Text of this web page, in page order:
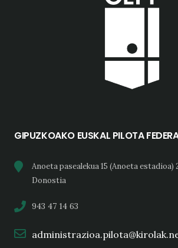
GIPUZKOAKO EUSKAL PILOTA
Anoeta pasealekua 15 (Anoeta estadioa)
Donostia
943 47 14 63